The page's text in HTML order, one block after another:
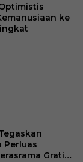
ke
Perluas
Gratis